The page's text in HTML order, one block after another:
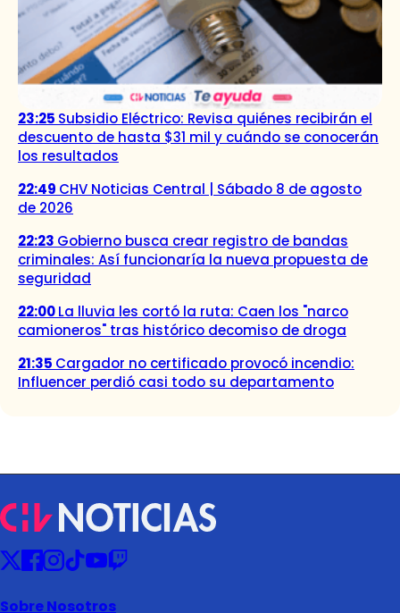
23:25 Subsidio Eléctrico: Revisa quiénes recibirán el
descuento de hasta $31 mil y cuándo se conocerán
los resultados
22:49 CHV Noticias Central | Sábado 8 de agosto
de 2026
22:23 Gobierno busca crear registro de bandas
criminales: Así funcionaría la nueva propuesta de
seguridad
22:00La lluvia les cortó la ruta: Caen los "narco
camioneros" tras histórico decomiso de droga
21:35 Cargador no certificado provocó incendio:
Influencer perdió casi todo su departamento
Sobre Nosotros